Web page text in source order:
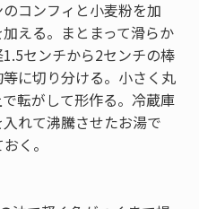
コンフィと小麦粉を加
える。まとまって滑らか
センチから2センチの棒
に切り分ける。小さく丸
転がして形作る。冷蔵庫
れて沸騰させたお湯で
く。